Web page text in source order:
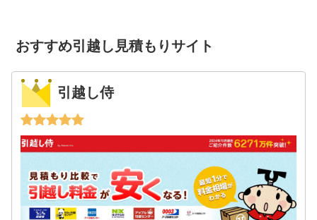
おすすめ引越し見積もりサイト
引越し侍